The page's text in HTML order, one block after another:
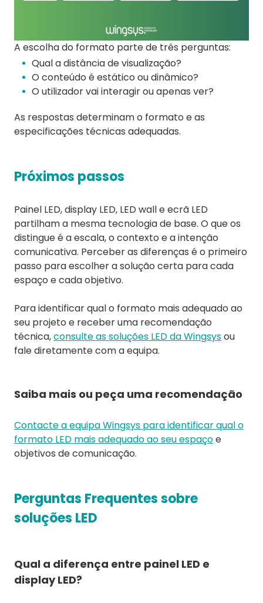
A escolha do formato parte de três perguntas:
Qual a distância de visualização?
O conteúdo é estático ou dinâmico?
O utilizador vai interagir ou apenas ver?
As respostas determinam o formato e as
especificações técnicas adequadas.
Próximos passos
Painel LED, display LED, LED wall e ecrã LED
partilham a mesma tecnologia de base. O que os
distingue é a escala, o contexto e a intenção
comunicativa. Perceber as diferenças é o primeiro
passo para escolher a solução certa para cada
espaço e cada objetivo.
Para identificar qual o formato mais adequado ao
seu projeto e receber uma recomendação
técnica,consulte as soluções LED da Wingsysou
fale diretamente com a equipa.
Saiba mais ou peça uma recomendação
Contacte a equipa Wingsys para identificar qual o
formato LED mais adequado ao seu espaçoe
objetivos de comunicação.
Perguntas Frequentes sobre
soluções LED
Qual a diferença entre painel LED e
display LED?